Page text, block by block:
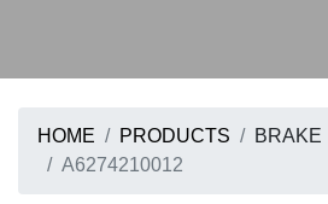
HOME PRODUCTS BRAKE
A6274210012